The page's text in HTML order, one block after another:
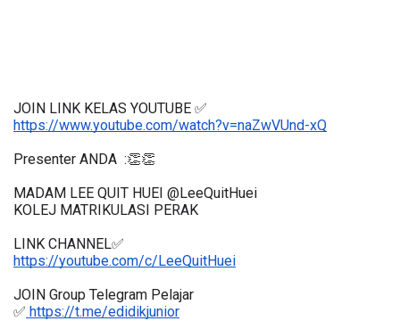
JOIN LINK KELAS YOUTUBE ✅
https://www.youtube.com/watch?v=naZwVUnd-xQ
Presenter ANDA  :👏👏
MADAM LEE QUIT HUEI @LeeQuitHuei
KOLEJ MATRIKULASI PERAK
LINK CHANNEL✅
https://youtube.com/c/LeeQuitHuei
JOIN Group Telegram Pelajar
✅ https://t.me/edidikjunior